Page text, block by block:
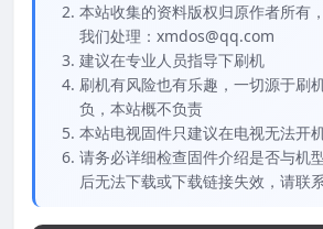
本站收集的资料版权归原作者所有
我们处理：xmdos@qq.com
建议在专业人员指导下刷机
刷机有风险也有乐趣，一切源于刷
负，本站概不负责
本站电视固件只建议在电视无法开
请务必详细检查固件介绍是否与机
后无法下载或下载链接失效，请联